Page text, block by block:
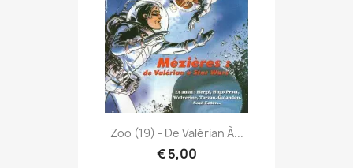
Zoo (19) - De Valérian À...
€ 5,00